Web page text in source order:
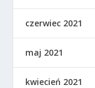
czerwiec 2021
maj 2021
kwiecień 2021